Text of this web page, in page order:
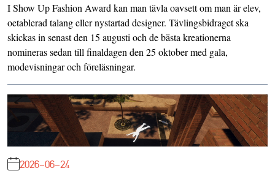
I Show Up Fashion Award kan man tävla oavsett om man är elev,
oetablerad talang eller nystartad designer. Tävlingsbidraget ska
skickas in senast den 15 augusti och de bästa kreationerna
nomineras sedan till finaldagen den 25 oktober med gala,
modevisningar och föreläsningar.
2026-06-24